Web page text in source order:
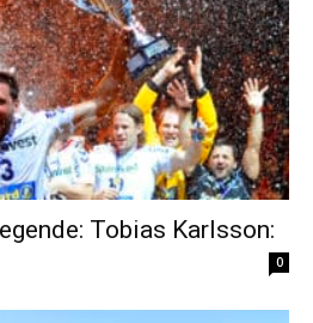
Tobias Karlsson:
0